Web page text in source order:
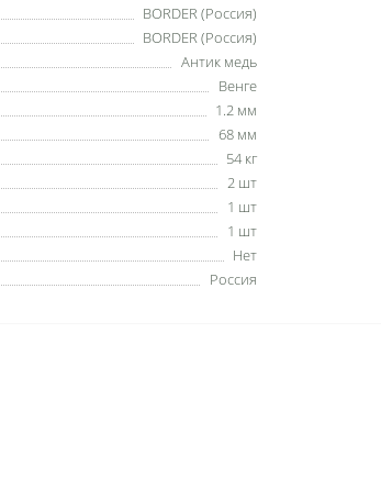
BORDER (Россия)
BORDER (Россия)
Антик медь
Венге
1.2 мм
68 мм
54 кг
2 шт
1 шт
1 шт
Нет
Россия